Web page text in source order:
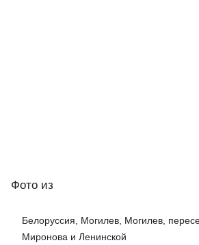
Фото из
Белоруссия, Могилев, Могилев,
Миронова и Ленинской